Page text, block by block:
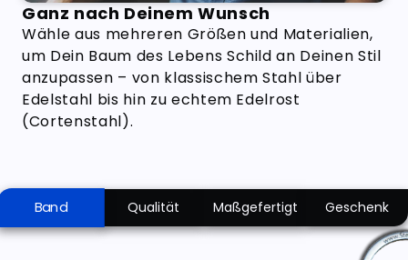
Ganz nach Deinem Wunsch
Wähle aus mehreren Größen und Materialien,
um Dein Baum des Lebens Schild an Deinen Stil
anzupassen – von klassischem Stahl über
Edelstahl bis hin zu echtem Edelrost
(Cortenstahl).
Band Qualität Maßgefertigt Geschenk